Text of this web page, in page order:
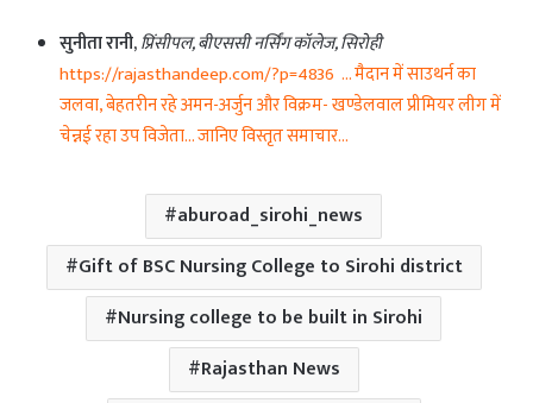
सुनीता रानी,प्रिंसीपल, बीएससी नर्सिंग कॉलेज, सिरोही
https://rajasthandeep.com/?p=4836 … मैदान में साउथर्न का
जलवा, बेहतरीन रहे अमन-अर्जुन और विक्रम- खण्डेलवाल प्रीमियर लीग में
चेन्नई रहा उप विजेता… जानिए विस्तृत समाचार…
aburoad_sirohi_news
Gift of BSC Nursing College to Sirohi district
Nursing college to be built in Sirohi
Rajasthan News